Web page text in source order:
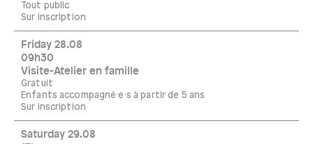
Tout public
Sur inscription
Friday 28.08
09h30
Visite-Atelier en famille
Gratuit
Enfants accompagné·e·s à partir de 5 ans
Sur inscription
Saturday 29.08